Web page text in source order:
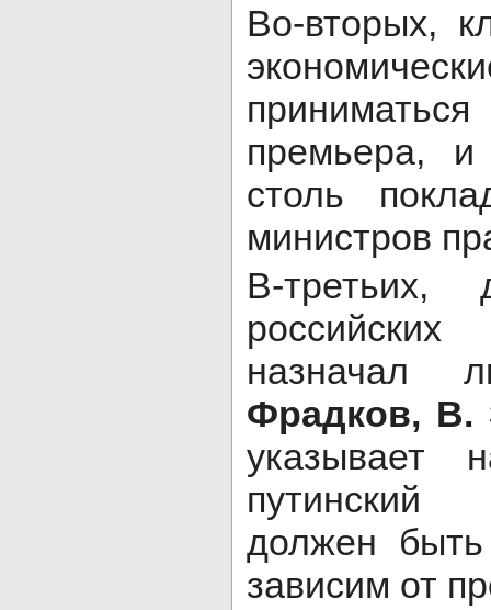
Во-вторых,
премьера, и
столь
министров
В-третьих,
назначал
Фрадков, В.
указывает
путинский
должен быть
зависим от